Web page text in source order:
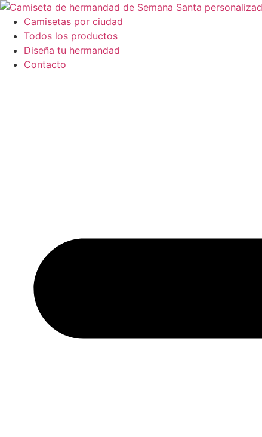
Ir
contenido
Camisetas por ciudad
Todos los productos
Diseña tu hermandad
Contacto